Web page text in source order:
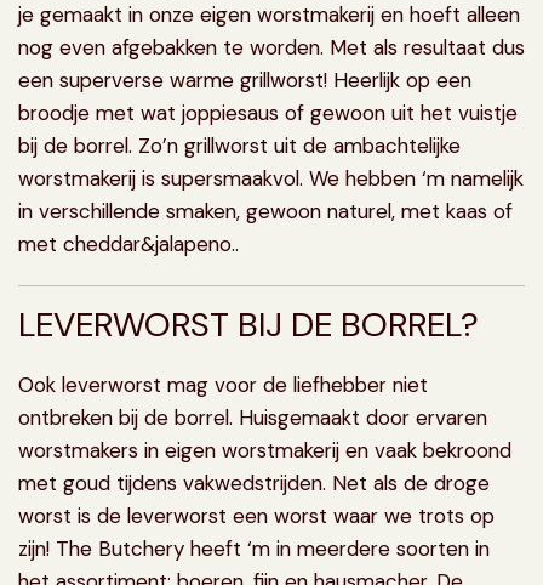
je gemaakt in onze eigen worstmakerij en hoeft alleen
nog even afgebakken te worden. Met als resultaat dus
een superverse warme grillworst! Heerlijk op een
broodje met wat joppiesaus of gewoon uit het vuistje
bij de borrel. Zo’n grillworst uit de ambachtelijke
worstmakerij is supersmaakvol. We hebben ‘m namelijk
in verschillende smaken, gewoon naturel, met kaas of
met cheddar&jalapeno..
LEVERWORST BIJ DE BORREL?
Ook leverworst mag voor de liefhebber niet
ontbreken bij de borrel. Huisgemaakt door ervaren
worstmakers in eigen worstmakerij en vaak bekroond
met goud tijdens vakwedstrijden. Net als de droge
worst is de leverworst een worst waar we trots op
zijn! The Butchery heeft ‘m in meerdere soorten in